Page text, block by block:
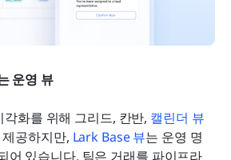
운영 뷰
화를 위해 그리드, 칸반, 캘린더 뷰
공하지만, Lark Base 뷰는 운영 명
어 있습니다. 팀은 거래를 파이프라